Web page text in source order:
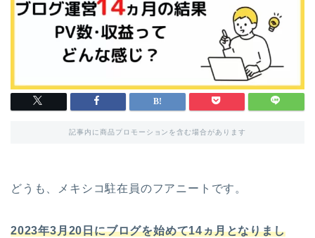
記事内に商品プロモーションを含む場合があります
どうも、メキシコ駐在員のフアニートです。
2023年3月20日にブログを始めて14ヵ月となりまし